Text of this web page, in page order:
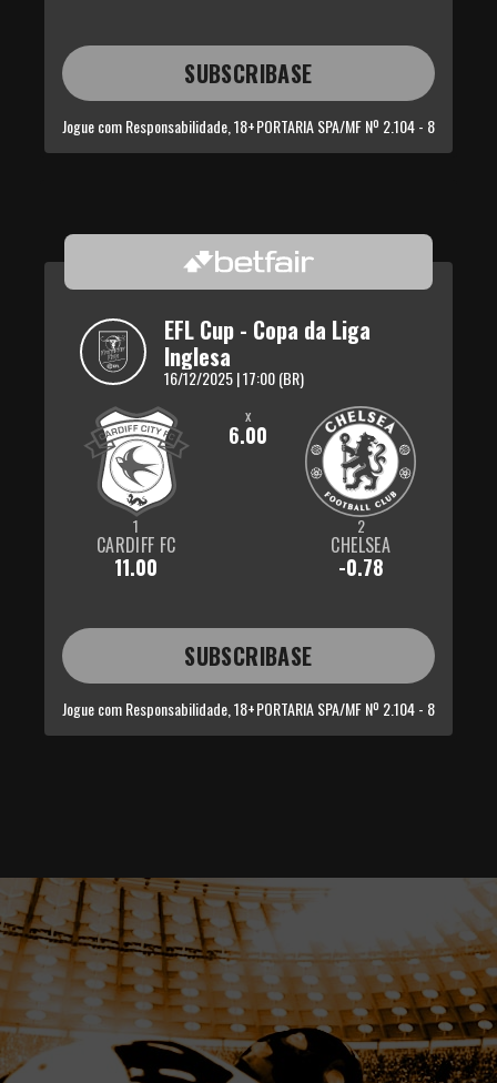
SUBSCRIBASE
Jogue com Responsabilidade, 18+PORTARIA SPA/MF Nº 2.104 - 8
EFL Cup - Copa da Liga
Inglesa
16/12/2025 | 17:00 (BR)
1
CARDIFF FC
11.00
x
6.00
2
CHELSEA
-0.78
SUBSCRIBASE
Jogue com Responsabilidade, 18+PORTARIA SPA/MF Nº 2.104 - 8